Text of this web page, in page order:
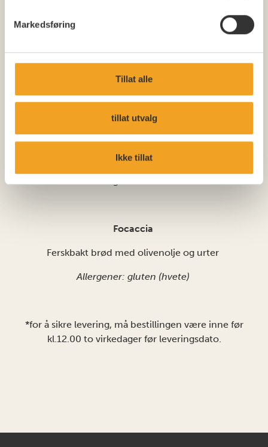
Markedsføring
Tillat alle
tillat utvalg
Ikke tillat
Hjemmelaget hvitløksmajones
Allergener: egg, sennep, sulfitt
Hummus
Hjemmelaget hummus
Focaccia
Ferskbakt brød med olivenolje og urter
Allergener: gluten (hvete)
*for å sikre levering, må bestillingen være inne før
kl.12.00 to virkedager før leveringsdato.